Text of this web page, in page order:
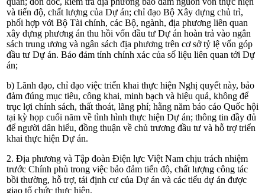
và tiến độ, chất lượng của Dự án; chỉ đạo Bộ Xây dựng chủ trì,
phối hợp với Bộ Tài chính, các Bộ, ngành, địa phương liên quan
xây dựng phương án thu hồi vốn đầu tư Dự án hoàn trả vào ngân
sách trung ương và ngân sách địa phương trên cơ sở tỷ lệ vốn góp
đầu tư Dự án. Bảo đảm tính chính xác của số liệu liên quan tới Dự
án;
b) Lãnh đạo, chỉ đạo việc triển khai thực hiện Nghị quyết này, bảo
đảm đúng mục tiêu, công khai, minh bạch và hiệu quả, không để
trục lợi chính sách, thất thoát, lãng phí; hằng năm báo cáo Quốc hội
tại kỳ họp cuối năm về tình hình thực hiện Dự án; thông tin đầy đủ
để người dân hiểu, đồng thuận về chủ trương đầu tư và hỗ trợ triển
khai thực hiện Dự án.
2. Địa phương và Tập đoàn Điện lực Việt Nam chịu trách nhiệm
trước Chính phủ trong việc bảo đảm tiến độ, chất lượng công tác
bồi thường, hỗ trợ, tái định cư của Dự án và các tiểu dự án được
giao tổ chức thực hiện.